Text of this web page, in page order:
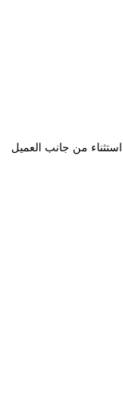
من جانب العميل